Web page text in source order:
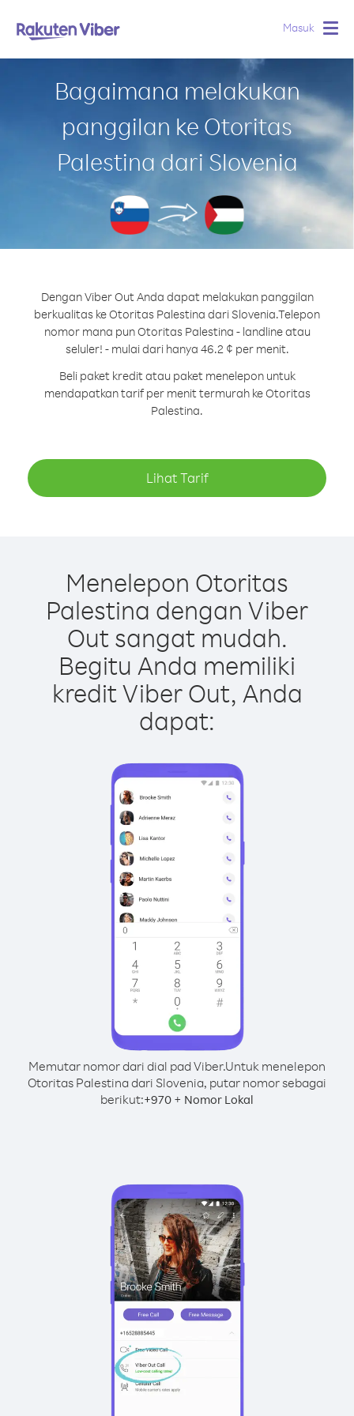
Masuk
Bagaimana melakukan
panggilan ke Otoritas
Palestina dari Slovenia
Dengan Viber Out Anda dapat melakukan panggilan
berkualitas ke Otoritas Palestina dari Slovenia.Telepon
nomor mana pun Otoritas Palestina - landline atau
seluler! - mulai dari hanya 46.2 ¢ per menit.
Beli paket kredit atau paket menelepon untuk
mendapatkan tarif per menit termurah ke Otoritas
Palestina.
Lihat Tarif
Menelepon Otoritas
Palestina dengan Viber
Out sangat mudah.
Begitu Anda memiliki
kredit Viber Out, Anda
dapat:
Memutar nomor dari dial pad Viber.Untuk menelepon
Otoritas Palestina dari Slovenia, putar nomor sebagai
berikut:+970 + Nomor Lokal